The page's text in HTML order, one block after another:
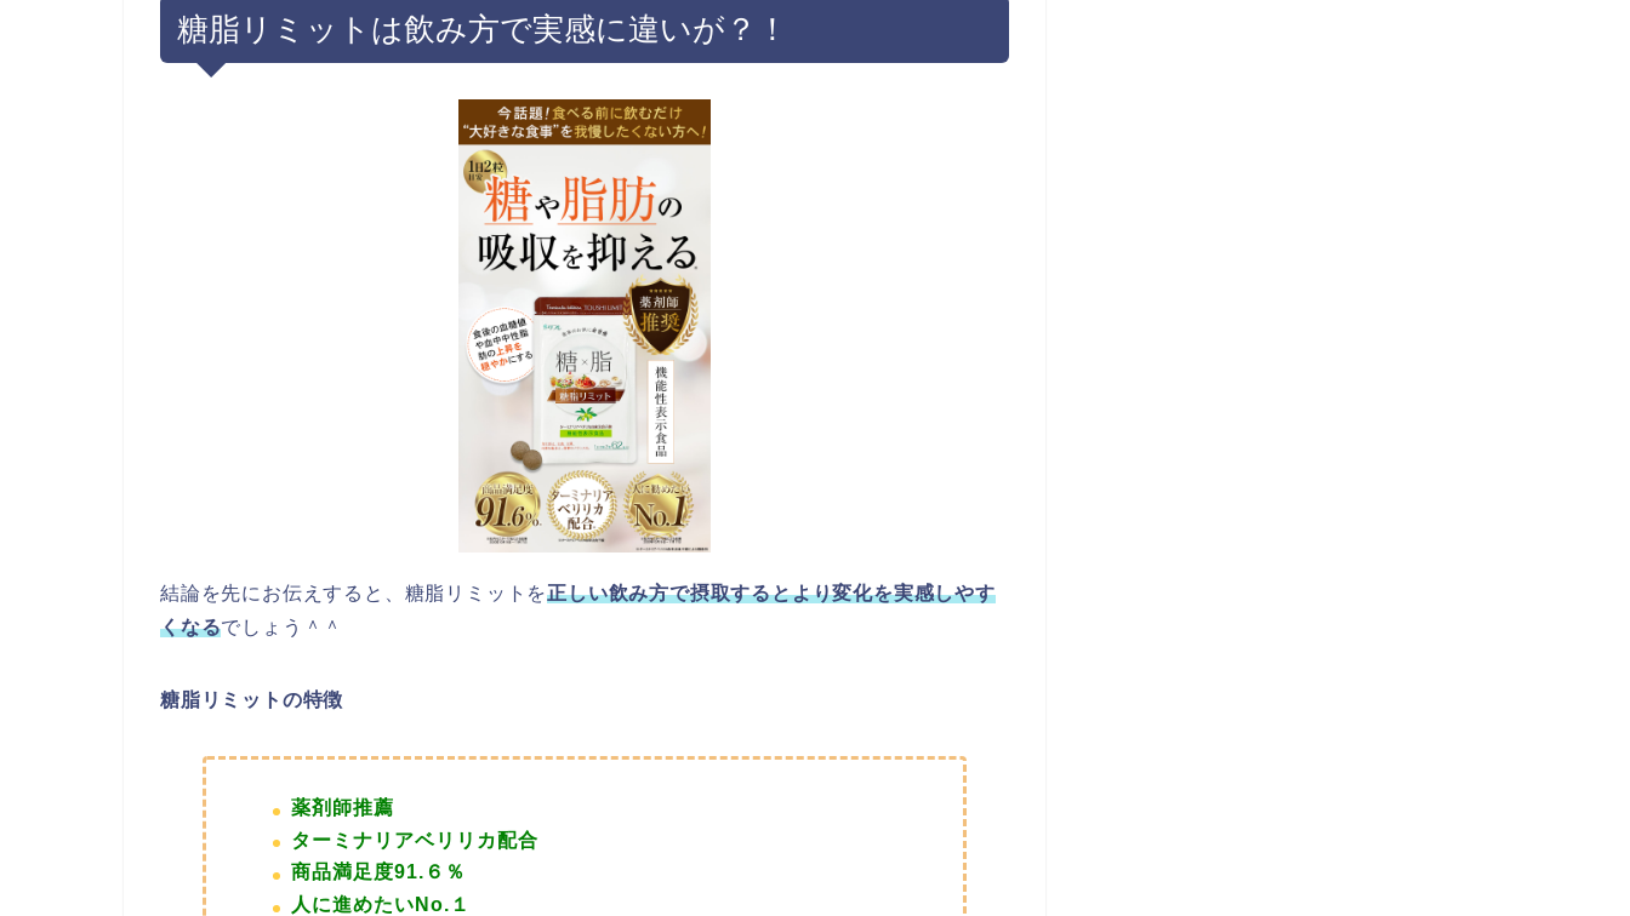
糖脂リミットは飲み方で実感に違いが？！
結論を先にお伝えすると、糖脂リミットを正しい飲み方で摂取するとより変化を実感しやす
くなるでしょう＾＾
糖脂リミットの特徴
薬剤師推薦
ターミナリアベリリカ配合
商品満足度91.６％
人に進めたいNo.１